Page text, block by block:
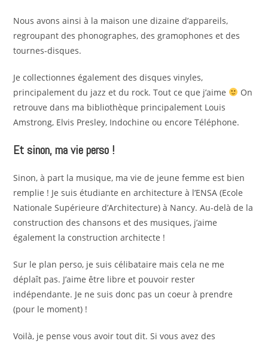
Nous avons ainsi à la maison une dizaine d’appareils,
regroupant des phonographes, des gramophones et des
tournes-disques.
Je collectionnes également des disques vinyles,
principalement du jazz et du rock. Tout ce que j’aime
On
retrouve dans ma bibliothèque principalement Louis
Amstrong, Elvis Presley, Indochine ou encore Téléphone.
Et sinon, ma vie perso !
Sinon, à part la musique, ma vie de jeune femme est bien
remplie ! Je suis étudiante en architecture à l’ENSA (Ecole
Nationale Supérieure d’Architecture) à Nancy. Au-delà de la
construction des chansons et des musiques, j’aime
également la construction architecte !
Sur le plan perso, je suis célibataire mais cela ne me
déplaît pas. J’aime être libre et pouvoir rester
indépendante. Je ne suis donc pas un coeur à prendre
(pour le moment) !
Voilà, je pense vous avoir tout dit. Si vous avez des